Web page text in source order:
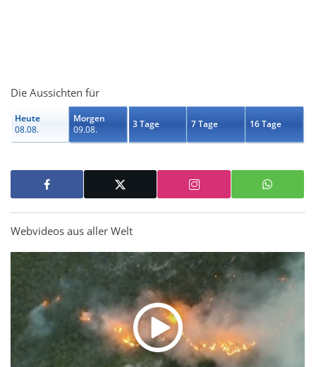
Die Aussichten für
Heute
08.08.
Morgen
09.08.
3 Tage 7 Tage 16 Tage
Webvideos aus aller Welt